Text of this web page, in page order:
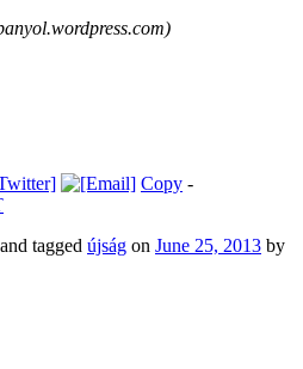
Copy -
and tagged újság on June 25, 2013 by